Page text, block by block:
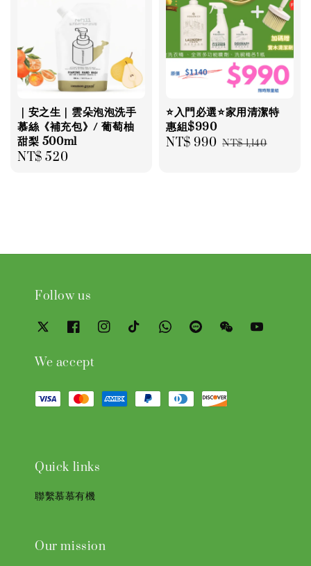
｜安之生｜雲朵泡泡洗手
慕絲《補充包》/ 葡萄柚
甜梨 500ml
Regular
NT$ 520
⭐️入門必選⭐️家用清潔特
惠組$990
Sale
NT$ 990 Regular
NT$ 1,140
Follow us
We accept
Quick links
聯繫慕慕有機
Our mission